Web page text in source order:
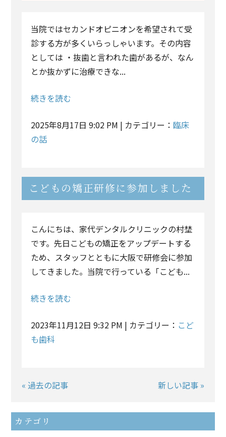
当院ではセカンドオピニオンを希望されて受
診する方が多くいらっしゃいます。その内容
としては ・抜歯と言われた歯があるが、なん
とか抜かずに治療できな...
続きを読む
2025年8月17日 9:02 PM | カテゴリー： 臨床
の話
こどもの矯正研修に参加しました
こんにちは、家代デンタルクリニックの村埜
です。先日こどもの矯正をアップデートする
ため、スタッフとともに大阪で研修会に参加
してきました。当院で行っている「こども...
続きを読む
2023年11月12日 9:32 PM | カテゴリー： こど
も歯科
« 過去の記事 新しい記事 »
カテゴリ